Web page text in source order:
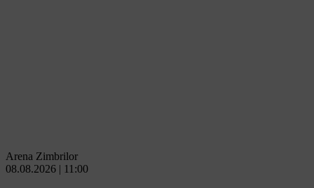
Arena Zimbrilor
08.08.2026 | 11:00